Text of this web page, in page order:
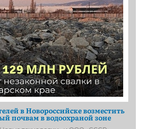
в Новороссийске возместить
почвам в водоохраной зоне